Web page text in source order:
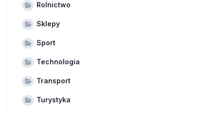
Rolnictwo
Sklepy
Sport
Technologia
Transport
Turystyka